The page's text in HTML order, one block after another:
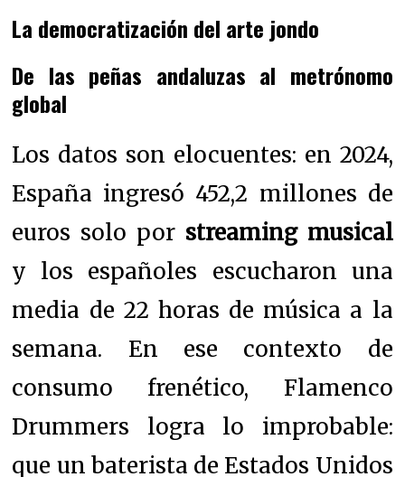
La democratización del arte jondo
De las peñas andaluzas al metrónomo
global
Los datos son elocuentes: en 2024,
España ingresó 452,2 millones de
euros solo por streaming musical
y los españoles escucharon una
media de 22 horas de música a la
semana. En ese contexto de
consumo frenético, Flamenco
Drummers logra lo improbable:
que un baterista de Estados Unidos